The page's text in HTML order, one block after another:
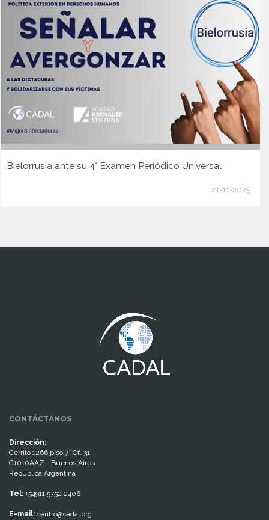
Bielorrusia ante su 4° Examen Periódico Universal
21-11-2025
CONTÁCTANOS
Dirección:
Cerrito 1266 piso 7° Of. 31
C1010AAZ - Buenos Aires
República Argentina
Tel: +54911 5752 2406
E-mail: centro@cadal.org